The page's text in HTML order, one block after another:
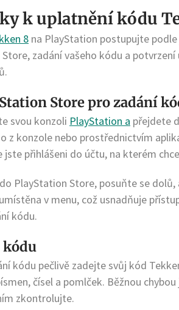
k uplatnění kódu
8 na PlayStation postupujte
zadání vašeho kódu a
Store pro zadání
svou konzoli PlayStation a přejdete
z konzole nebo prostřednictvím
jste přihlášeni do účtu, na kterém
PlayStation Store, posuňte se
v menu, což usnadňuje
kódu.
kódu
kódu pečlivě zadejte svůj kód
čísel a pomlček. Běžnou
zkontrolujte.